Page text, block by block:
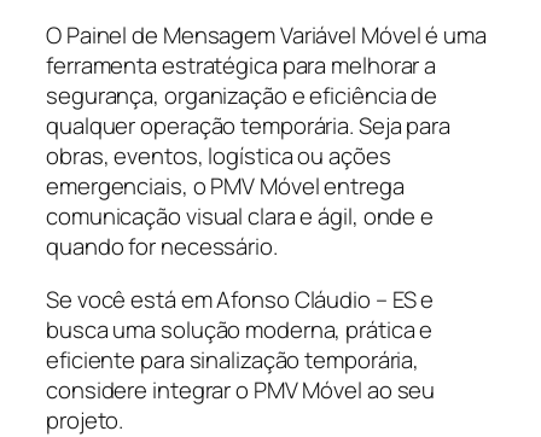
O Painel de Mensagem Variável Móvel é uma
ferramenta estratégica para melhorar a
segurança, organização e eficiência de
qualquer operação temporária. Seja para
obras, eventos, logística ou ações
emergenciais, o PMV Móvel entrega
comunicação visual clara e ágil, onde e
quando for necessário.
Se você está em Afonso Cláudio – ES e
busca uma solução moderna, prática e
eficiente para sinalização temporária,
considere integrar o PMV Móvel ao seu
projeto.